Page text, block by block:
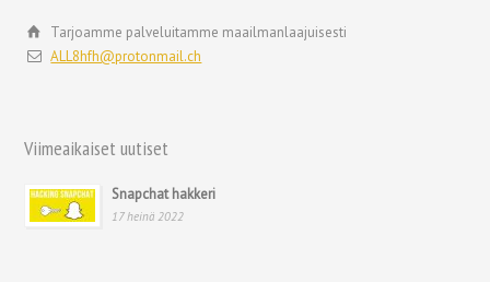
Tarjoamme palveluitamme maailmanlaajuisesti
ALL8hfh@protonmail.ch
Viimeaikaiset uutiset
Snapchat hakkeri
17 heinä 2022